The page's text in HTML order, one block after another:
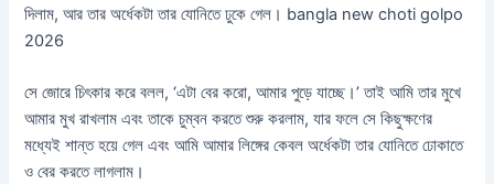
দিলাম, আর তার অর্ধেকটা তার যোনিতে ঢুকে গেল। bangla new choti golpo
2026
সে জোরে চিৎকার করে বলল, ‘এটা বের করো, আমার পুড়ে যাচ্ছে।’ তাই আমি তার মুখে
আমার মুখ রাখলাম এবং তাকে চুম্বন করতে শুরু করলাম, যার ফলে সে কিছুক্ষণের
মধ্যেই শান্ত হয়ে গেল এবং আমি আমার লিঙ্গের কেবল অর্ধেকটা তার যোনিতে ঢোকাতে
ও বের করতে লাগলাম।